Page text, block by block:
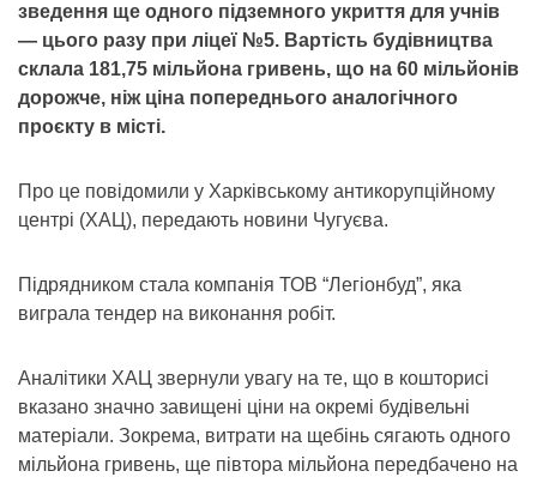
зведення ще одного підземного укриття для учнів
— цього разу при ліцеї №5. Вартість будівництва
склала 181,75 мільйона гривень, що на 60 мільйонів
дорожче, ніж ціна попереднього аналогічного
проєкту в місті.
Про це повідомили у Харківському антикорупційному
центрі (ХАЦ), передають новини Чугуєва.
Підрядником стала компанія ТОВ “Легіонбуд”, яка
виграла тендер на виконання робіт.
Аналітики ХАЦ звернули увагу на те, що в кошторисі
вказано значно завищені ціни на окремі будівельні
матеріали. Зокрема, витрати на щебінь сягають одного
мільйона гривень, ще півтора мільйона передбачено на